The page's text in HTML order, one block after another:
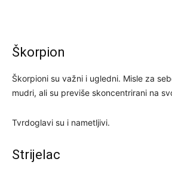
Škorpion
Škorpioni su važni i ugledni. Misle za
mudri, ali su previše skoncentrirani na
Tvrdoglavi su i nametljivi.
Strijelac